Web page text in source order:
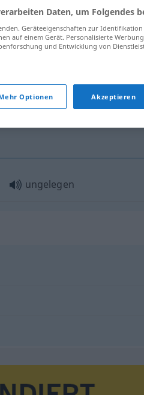
ungelegen
Daten, um Folgendes
Geräteeigenschaften zur
auf einem Gerät. Personalisierte
und Entwicklung von
Optionen Akzeptieren